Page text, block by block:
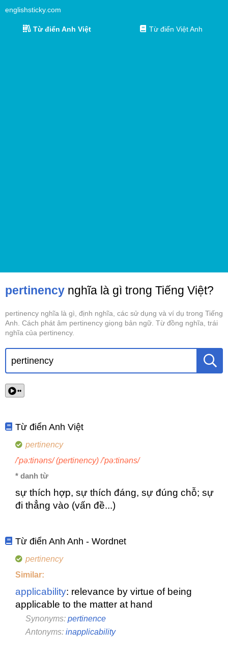
englishsticky.com
Từ điển Anh Việt Từ điển Việt Anh
pertinency nghĩa là gì trong Tiếng Việt?
pertinency nghĩa là gì, định nghĩa, các sử dụng và ví dụ trong Tiếng
Anh. Cách phát âm pertinency giọng bản ngữ. Từ đồng nghĩa, trái
nghĩa của pertinency.
••
Từ điển Anh Việt
pertinency
/'pə:tinəns/ (pertinency) /'pə:tinəns/
* danh từ
sự thích hợp, sự thích đáng, sự đúng chỗ; sự
đi thẳng vào (vấn đề...)
Từ điển Anh Anh - Wordnet
pertinency
Similar:
applicability: relevance by virtue of being
applicable to the matter at hand
Synonyms: pertinence
Antonyms: inapplicability